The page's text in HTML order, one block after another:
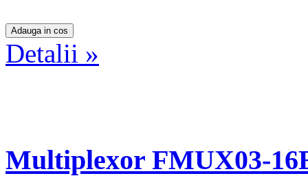
Detalii »
Multiplexor FMUX03-